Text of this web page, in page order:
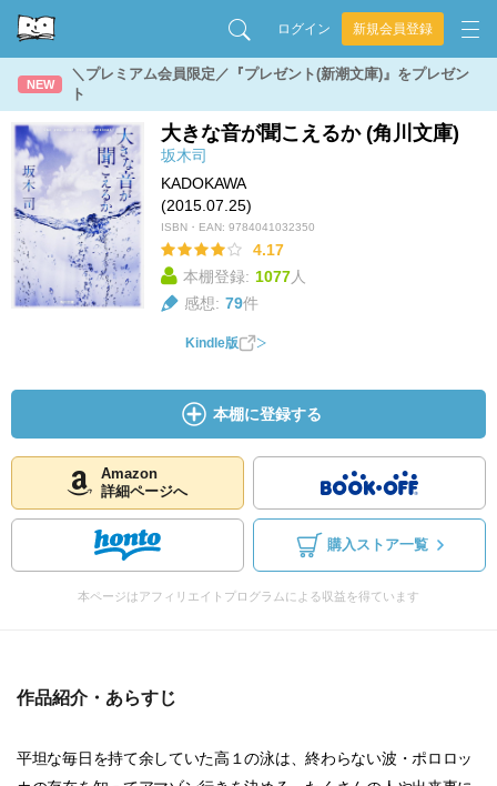
ログイン 新規会員登録
NEW
＼プレミアム会員限定／『プレゼント(新潮文庫)』をプレゼン
ト
大きな音が聞こえるか (角川文庫)
坂木司
KADOKAWA
(2015.07.25)
ISBN・EAN: 9784041032350
4.17
本棚登録: 1077人
感想: 79件
Kindle版
本棚に登録する
Amazon
詳細ページへ
購入ストア一覧
本ページはアフィリエイトプログラムによる収益を得ています
作品紹介・あらすじ
平坦な毎日を持て余していた高１の泳は、終わらない波・ポロロッ